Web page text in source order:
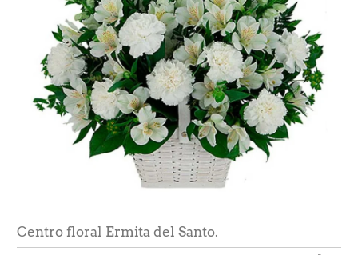
Centro floral Ermita del Santo.